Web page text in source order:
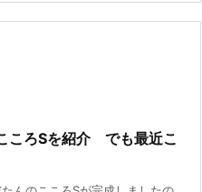
ころSを紹介 でも最近こ